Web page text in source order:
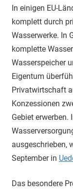
In einigen EU-
komplett durch
Wasserwerke. In
komplette
Wasserspeicher
Eigentum
Privatwirtschaft
Konzessionen
Gebiet erwerben.
ausgeschrieben,
September in
Das besondere